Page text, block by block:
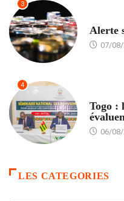
3
Alerte
07/
4
Togo :
06/
LES CATEGORIES